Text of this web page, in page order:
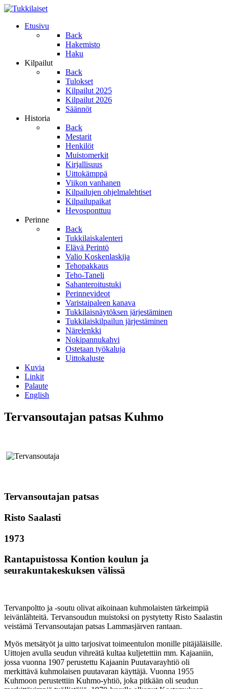
Etusivu
Back
Hakemisto
Haku
Kilpailut
Back
Tulokset
Kilpailut 2025
Kilpailut 2026
Säännöt
Historia
Back
Mestarit
Henkilöt
Muistomerkit
Kirjallisuus
Uittokämppä
Viikon vanhanen
Kilpailujen ohjelmalehtiset
Kilpailupaikat
Hevosponttuu
Perinne
Back
Tukkilaiskalenteri
Elävä Perintö
Valio Koskenlaskija
Tehopakkaus
Teho-Taneli
Sahanteroitustuki
Perinnevideot
Varistaipaleen kanava
Tukkilaisnäytöksen järjestäminen
Tukkilaiskilpailun järjestäminen
Närelenkki
Nokipannukahvi
Ostetaan työkaluja
Uittokaluste
Kuvia
Linkit
Palaute
English
Tervansoutajan patsas Kuhmo
Tervansoutajan patsas
Risto Saalasti
1973
Rantapuistossa Kontion koulun ja
seurakuntakeskuksen välissä
Tervanpoltto ja -soutu olivat aikoinaan kuhmolaisten tärkeimpiä
leivänlähteitä. Tervansoudun muistoksi on pystytetty Risto Saalastin
veistämä Tervansoutajan patsas Lammasjärven rantaan.
Myös metsätyöt ja uitto tarjosivat toimeentulon monille pitäjäläisille.
Uittojen avulla seudun vihreätä kultaa kuljetettiin mm. Kajaaniin,
jossa vuonna 1907 perustettu Kajaanin Puutavarayhtiö oli
merkittävä kuhmolaisen puutavaran käyttäjä. Vuonna 1955
Kuhmoon perustettiin Kuhmo-yhtiö, joka pitkään oli seudun